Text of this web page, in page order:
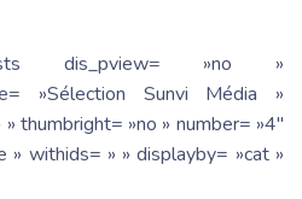
dis_pview= »no »
»Sélection Sunvi Média »
thumbright= »no » number= »4″
» withids= » » displayby= »cat »